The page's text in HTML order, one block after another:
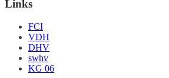
Links
FCI
VDH
DHV
swhv
KG 06